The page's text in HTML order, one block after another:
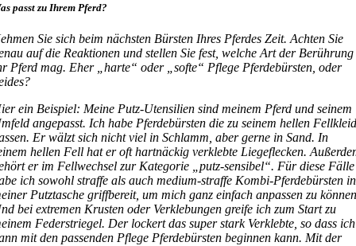
passt zu Ihrem Pferd?
Sie sich beim nächsten Bürsten Ihres Pferdes Zeit. Achten Sie
auf die Reaktionen und stellen Sie fest, welche Art der Berührung
Pferd mag. Eher „harte“ oder „softe“ Pflege Pferdebürsten, oder
ein Beispiel: Meine Putz-Utensilien sind meinem Pferd und seinem
angepasst. Ich habe Pferdebürsten die zu seinem hellen
Er wälzt sich nicht viel in Schlamm, aber gerne in Sand. In
hellen Fell hat er oft hartnäckig verklebte Liegeflecken.
er im Fellwechsel zur Kategorie „putz-sensibel“. Für diese Fälle
ich sowohl straffe als auch medium-straffe Kombi-Pferdebürsten in
Putztasche griffbereit, um mich ganz einfach anpassen zu
bei extremen Krusten oder Verklebungen greife ich zum Start zu
Federstriegel. Der lockert das super stark Verklebte, so dass ich
mit den passenden Pflege Pferdebürsten beginnen kann. Mit der